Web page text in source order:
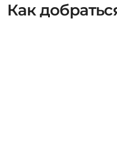
Как